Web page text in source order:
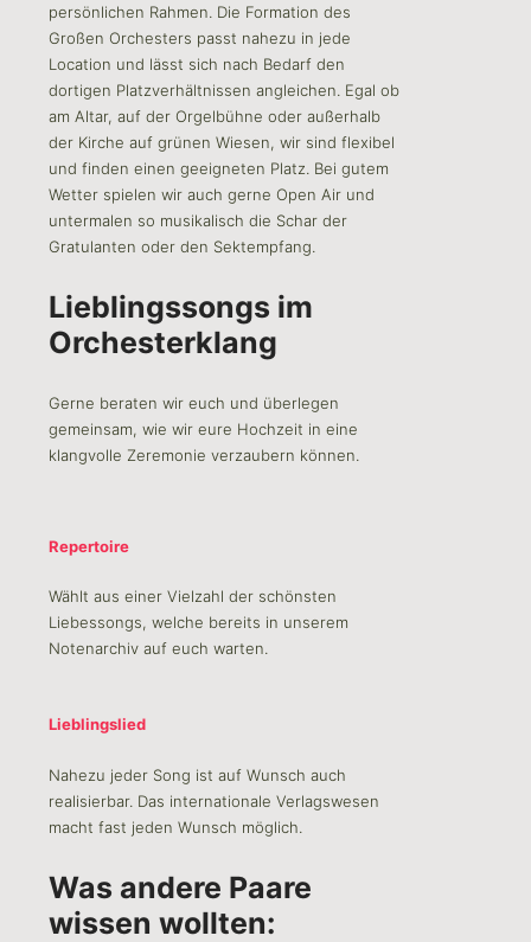
persönlichen Rahmen. Die Formation des
Großen Orchesters passt nahezu in jede
Location und lässt sich nach Bedarf den
dortigen Platzverhältnissen angleichen. Egal ob
am Altar, auf der Orgelbühne oder außerhalb
der Kirche auf grünen Wiesen, wir sind flexibel
und finden einen geeigneten Platz. Bei gutem
Wetter spielen wir auch gerne Open Air und
untermalen so musikalisch die Schar der
Gratulanten oder den Sektempfang.
Lieblingssongs im
Orchesterklang
Gerne beraten wir euch und überlegen
gemeinsam, wie wir eure Hochzeit in eine
klangvolle Zeremonie verzaubern können.
Repertoire
Wählt aus einer Vielzahl der schönsten
Liebessongs, welche bereits in unserem
Notenarchiv auf euch warten.
Lieblingslied
Nahezu jeder Song ist auf Wunsch auch
realisierbar. Das internationale Verlagswesen
macht fast jeden Wunsch möglich.
Was andere Paare
wissen wollten: